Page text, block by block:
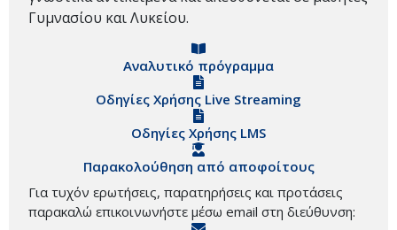
Γυμνασίου και Λυκείου.
Αναλυτικό πρόγραμμα
Οδηγίες Χρήσης Live Streaming
Οδηγίες Χρήσης LMS
Παρακολούθηση από αποφοίτους
Για τυχόν ερωτήσεις, παρατηρήσεις και προτάσεις
παρακαλώ επικοινωνήστε μέσω email στη διεύθυνση: